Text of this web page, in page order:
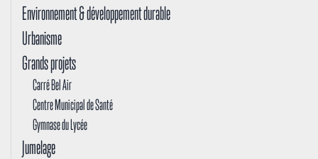
Environnement & développement durable
Urbanisme
Grands projets
Carré Bel Air
Centre Municipal de Santé
Gymnase du Lycée
Jumelage